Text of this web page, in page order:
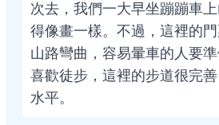
次去，我們一大早坐蹦蹦車
得像畫一樣。不過，這裡的
山路彎曲，容易暈車的人要
喜歡徒步，這裡的步道很完
水平。